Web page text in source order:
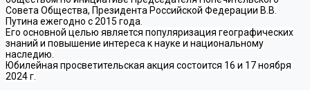
Совета Общества, Президента Российской Федерации В.В.
Путина ежегодно с 2015 года.
Его основной целью является популяризация географических
знаний и повышение интереса к науке и национальному
наследию.
Юбилейная просветительская акция состоится 16 и 17 ноября
2024 г.